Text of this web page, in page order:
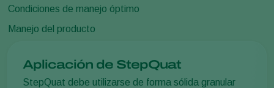
Condiciones de manejo óptimo
Manejo del producto
Aplicación de StepQuat
StepQuat debe utilizarse de forma sólida granular